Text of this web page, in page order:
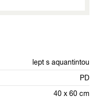
lept s aquantintou
PD
40 x 60 cm